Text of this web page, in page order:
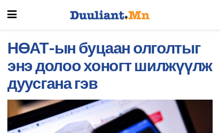
НӨАТ-ын буцаан олголтыг
энэ долоо хоногт шилжүүлж
дуусгана гэв